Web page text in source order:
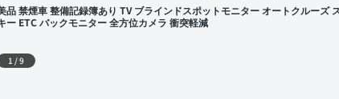
品 禁煙車 整備記録簿あり TV ブラインドスポットモニター オートクルーズ
ー ETC バックモニター 全方位カメラ 衝突軽減
外装 左前
1 /9